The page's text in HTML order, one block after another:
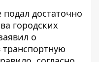
достаточно
городских
о